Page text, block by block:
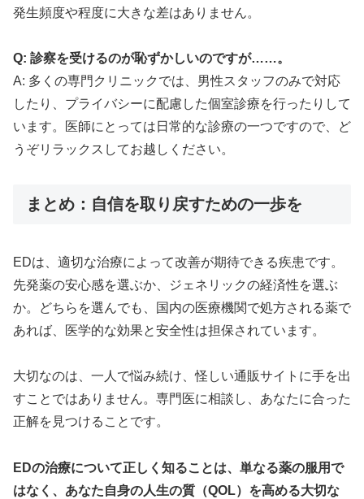
発生頻度や程度に大きな差はありません。
Q: 診察を受けるのが恥ずかしいのですが……。
A: 多くの専門クリニックでは、男性スタッフのみで対応
したり、プライバシーに配慮した個室診療を行ったりして
います。医師にとっては日常的な診療の一つですので、ど
うぞリラックスしてお越しください。
まとめ：自信を取り戻すための一歩を
EDは、適切な治療によって改善が期待できる疾患です。
先発薬の安心感を選ぶか、ジェネリックの経済性を選ぶ
か。どちらを選んでも、国内の医療機関で処方される薬で
あれば、医学的な効果と安全性は担保されています。
大切なのは、一人で悩み続け、怪しい通販サイトに手を出
すことではありません。専門医に相談し、あなたに合った
正解を見つけることです。
EDの治療について正しく知ることは、単なる薬の服用で
はなく、あなた自身の人生の質（QOL）を高める大切な